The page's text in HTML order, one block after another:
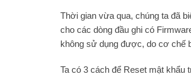
Thời gian vừa qua, chúng ta đã
cho các dòng đầu ghi có
không sử dụng được, do cơ chế
Ta có 3 cách để Reset mật khẩu